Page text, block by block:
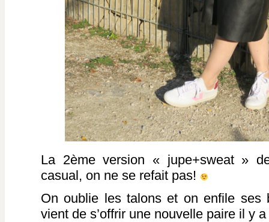
La 2ème version « jupe+sweat »
casual, on ne se refait pas!
On oublie les talons et on enfile ses
vient de s’offrir une nouvelle paire il y